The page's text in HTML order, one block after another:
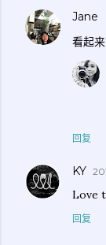
Jane
看起
回复
KY
Love
回复